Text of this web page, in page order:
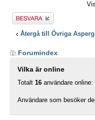
Besvara
Återgå till Övriga
Forumindex
Vilka är online
Totalt 16 användare
Användare som besöker